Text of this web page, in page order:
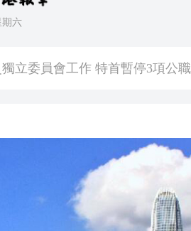
期六
智英求情 罪證如山豈能妄想輕判
18億元
萬億 利潤總額近936億